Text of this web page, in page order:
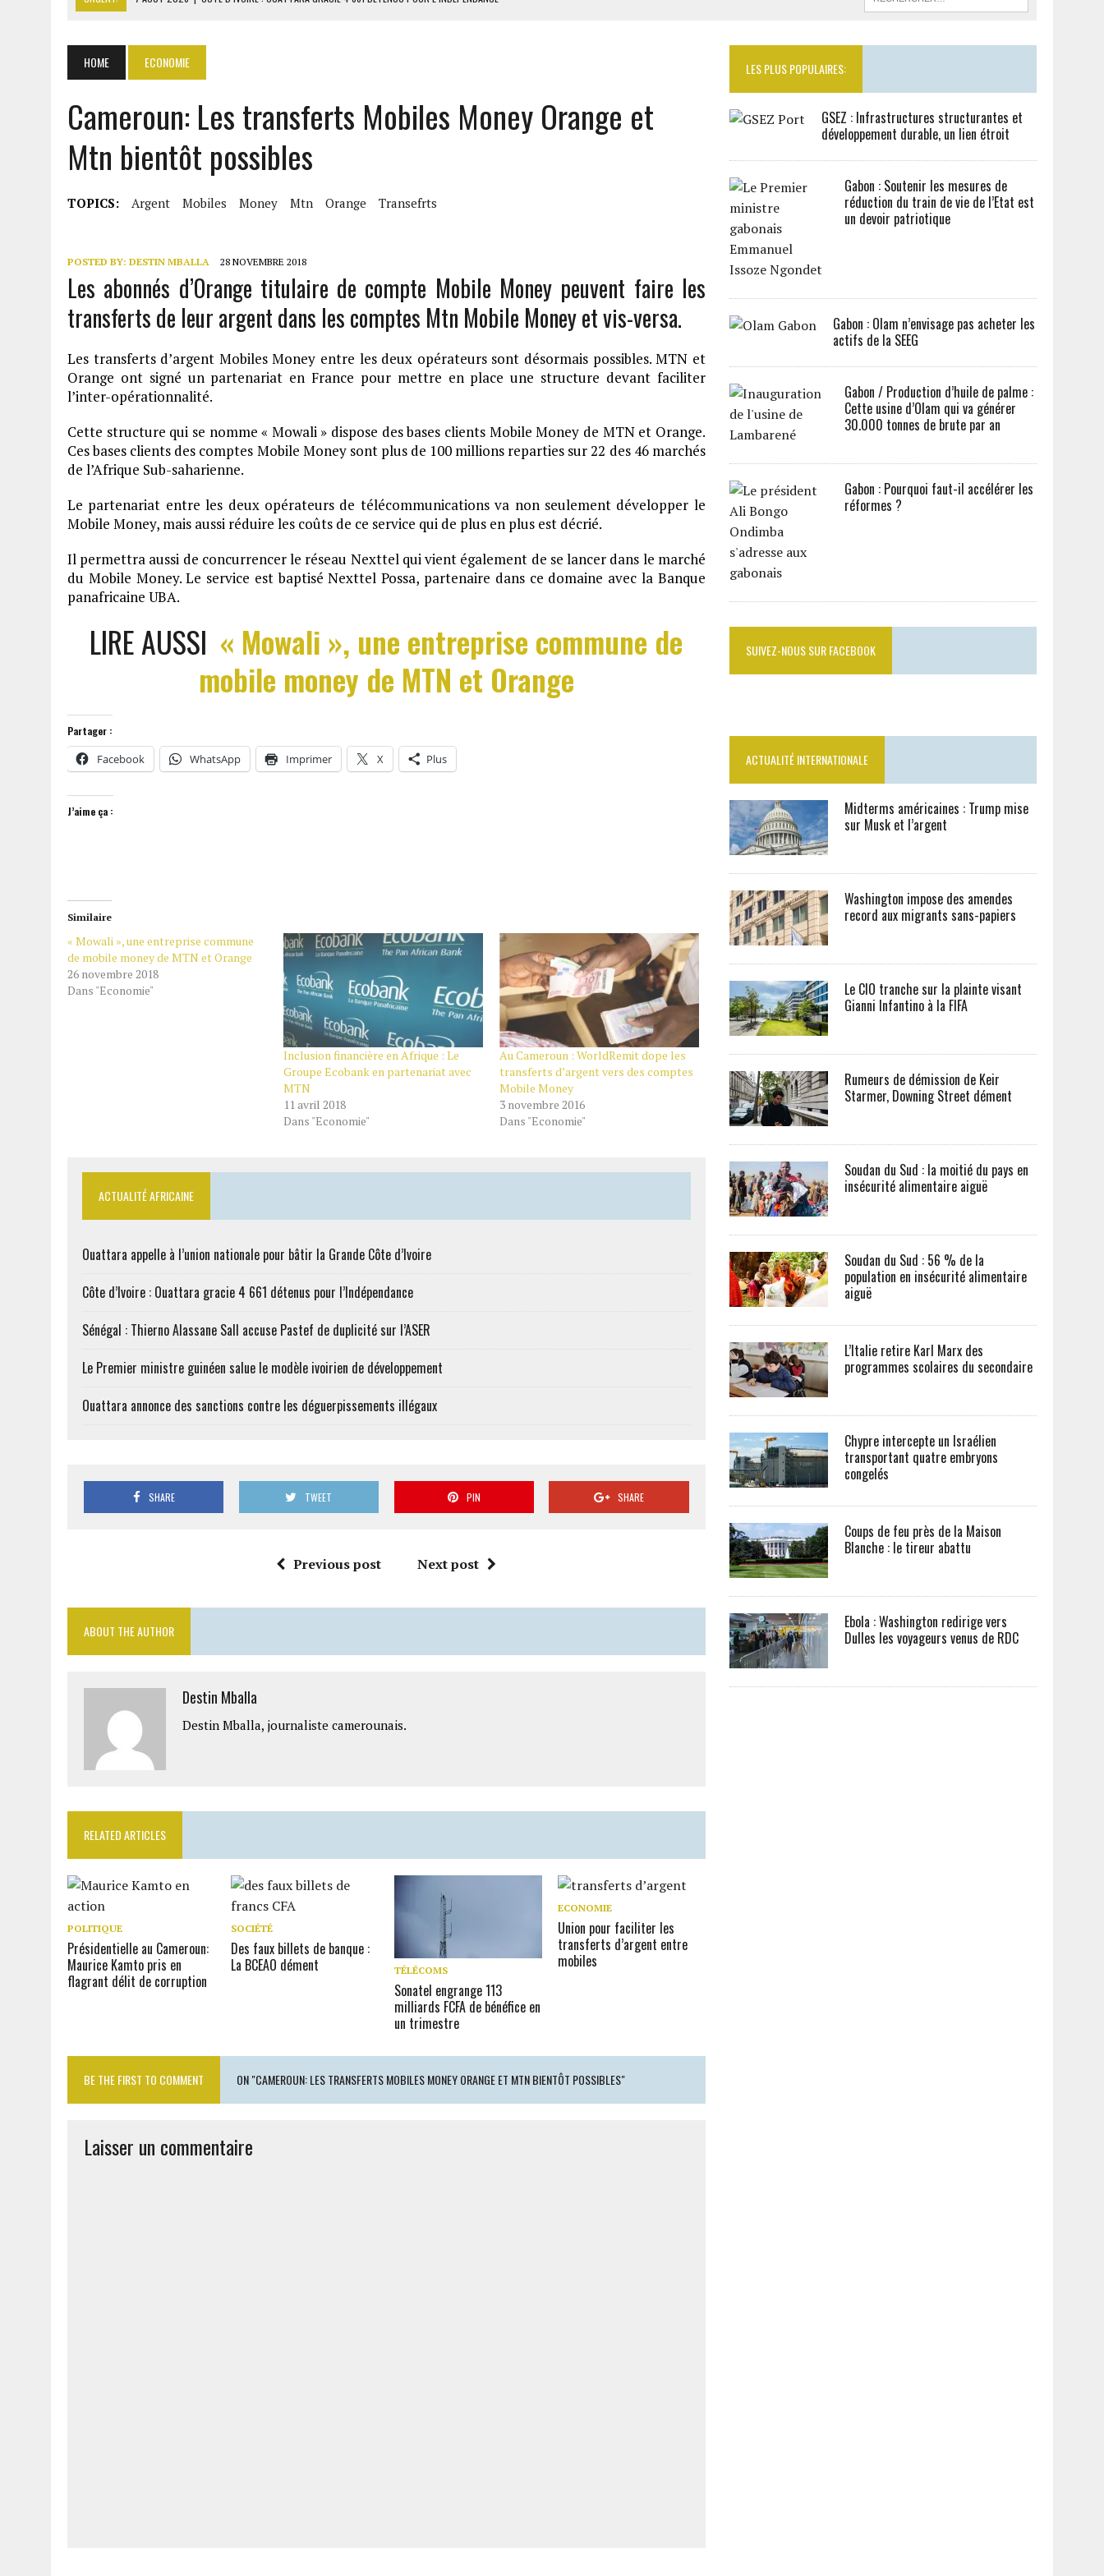
7 AOÛT 2026 | OUATTARA ANNONCE DES SANCTIONS CONTRE LES DÉGUERPISSEMENTS ILLÉGAUX
OUATTARA APPELLE À L’UNION NATIONALE POUR BÂTIR LA GRANDE CÔTE D’IVOIRE
HOME ECONOMIE
Cameroun: Les transferts Mobiles Money Orange et
Mtn bientôt possibles
TOPICS: Argent Mobiles Money Mtn Orange Transefrts
POSTED BY: DESTIN MBALLA 28 NOVEMBRE 2018
Les abonnés d’Orange titulaire de compte Mobile Money peuvent faire les
transferts de leur argent dans les comptes Mtn Mobile Money et vis-versa.
Les transferts d’argent Mobiles Money entre les deux opérateurs sont désormais possibles. MTN et
Orange ont signé un partenariat en France pour mettre en place une structure devant faciliter
l’inter-opérationnalité.
Cette structure qui se nomme « Mowali » dispose des bases clients Mobile Money de MTN et Orange.
Ces bases clients des comptes Mobile Money sont plus de 100 millions reparties sur 22 des 46 marchés
de l’Afrique Sub-saharienne.
Le partenariat entre les deux opérateurs de télécommunications va non seulement développer le
Mobile Money, mais aussi réduire les coûts de ce service qui de plus en plus est décrié.
Il permettra aussi de concurrencer le réseau Nexttel qui vient également de se lancer dans le marché
du Mobile Money. Le service est baptisé Nexttel Possa, partenaire dans ce domaine avec la Banque
panafricaine UBA.
LIRE AUSSI « Mowali », une entreprise commune de
mobile money de MTN et Orange
Partager :
Facebook WhatsApp Imprimer X Plus
J’aime ça :
Similaire
« Mowali », une entreprise commune
de mobile money de MTN et Orange
26 novembre 2018
Dans "Economie"
Inclusion financière en Afrique : Le
Groupe Ecobank en partenariat avec
MTN
11 avril 2018
Dans "Economie"
Au Cameroun : WorldRemit dope les
transferts d’argent vers des comptes
Mobile Money
3 novembre 2016
Dans "Economie"
ACTUALITÉ AFRICAINE
Ouattara appelle à l’union nationale pour bâtir la Grande Côte d’Ivoire
Côte d’Ivoire : Ouattara gracie 4 661 détenus pour l’Indépendance
Sénégal : Thierno Alassane Sall accuse Pastef de duplicité sur l’ASER
Le Premier ministre guinéen salue le modèle ivoirien de développement
Ouattara annonce des sanctions contre les déguerpissements illégaux
SHARE TWEET PIN SHARE
Previous post Next post
ABOUT THE AUTHOR
Destin Mballa
Destin Mballa, journaliste camerounais.
RELATED ARTICLES
POLITIQUE
Présidentielle au Cameroun:
Maurice Kamto pris en
flagrant délit de corruption
SOCIÉTÉ
Des faux billets de banque :
La BCEAO dément
TÉLÉCOMS
Sonatel engrange 113
milliards FCFA de bénéfice en
un trimestre
ECONOMIE
Union pour faciliter les
transferts d’argent entre
mobiles
BE THE FIRST TO COMMENT ON "CAMEROUN: LES TRANSFERTS MOBILES MONEY ORANGE ET MTN BIENTÔT POSSIBLES"
Laisser un commentaire
LES PLUS POPULAIRES:
GSEZ : Infrastructures structurantes et
développement durable, un lien étroit
Gabon : Soutenir les mesures de
réduction du train de vie de l’Etat est
un devoir patriotique
Gabon : Olam n’envisage pas acheter les
actifs de la SEEG
Gabon / Production d’huile de palme :
Cette usine d’Olam qui va générer
30.000 tonnes de brute par an
Gabon : Pourquoi faut-il accélérer les
réformes ?
SUIVEZ-NOUS SUR FACEBOOK
ACTUALITÉ INTERNATIONALE
Midterms américaines : Trump mise
sur Musk et l’argent
Washington impose des amendes
record aux migrants sans-papiers
Le CIO tranche sur la plainte visant
Gianni Infantino à la FIFA
Rumeurs de démission de Keir
Starmer, Downing Street dément
Soudan du Sud : la moitié du pays en
insécurité alimentaire aiguë
Soudan du Sud : 56 % de la
population en insécurité alimentaire
aiguë
L’Italie retire Karl Marx des
programmes scolaires du secondaire
Chypre intercepte un Israélien
transportant quatre embryons
congelés
Coups de feu près de la Maison
Blanche : le tireur abattu
Ebola : Washington redirige vers
Dulles les voyageurs venus de RDC